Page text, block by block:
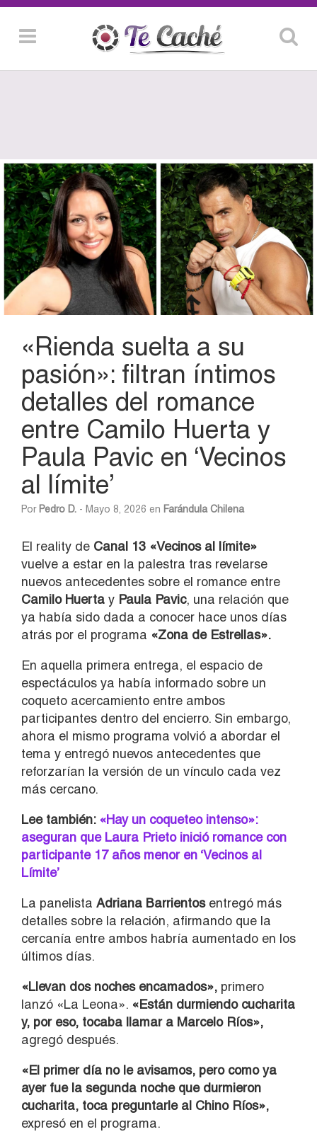
«Rienda suelta a su
pasión»: filtran íntimos
detalles del romance
entre Camilo Huerta y
Paula Pavic en ‘Vecinos
al límite’
Por Pedro D. - Mayo 8, 2026 en Farándula Chilena
El reality de Canal 13 «Vecinos al límite»
vuelve a estar en la palestra tras revelarse
nuevos antecedentes sobre el romance entre
Camilo Huerta y Paula Pavic, una relación que
ya había sido dada a conocer hace unos días
atrás por el programa «Zona de Estrellas».
En aquella primera entrega, el espacio de
espectáculos ya había informado sobre un
coqueto acercamiento entre ambos
participantes dentro del encierro. Sin embargo,
ahora el mismo programa volvió a abordar el
tema y entregó nuevos antecedentes que
reforzarían la versión de un vínculo cada vez
más cercano.
Lee también: «Hay un coqueteo intenso»:
aseguran que Laura Prieto inició romance con
participante 17 años menor en ‘Vecinos al
Límite’
La panelista Adriana Barrientos entregó más
detalles sobre la relación, afirmando que la
cercanía entre ambos habría aumentado en los
últimos días.
«Llevan dos noches encamados», primero
lanzó «La Leona». «Están durmiendo cucharita
y, por eso, tocaba llamar a Marcelo Ríos»,
agregó después.
«El primer día no le avisamos, pero como ya
ayer fue la segunda noche que durmieron
cucharita, toca preguntarle al Chino Ríos»,
expresó en el programa.